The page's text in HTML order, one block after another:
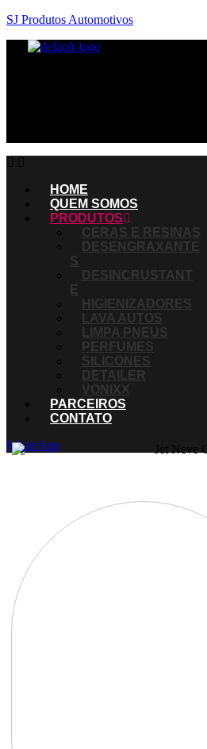
SJ Produtos Automotivos
HOME
QUEM SOMOS
PRODUTOS
CERAS E RESINAS
DESENGRAXANTE
S
DESINCRUSTANT
E
HIGIENIZADORES
LAVA AUTOS
LIMPA PNEUS
PERFUMES
SILICONES
DETAILER
VONIXX
PARCEIROS
CONTATO
WhatsApp